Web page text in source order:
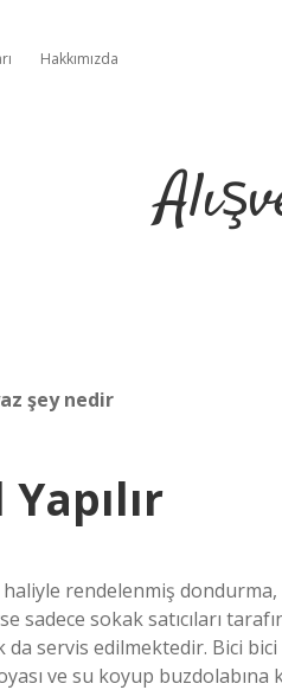
Hakkımızda
şey nedir
haliyle rendelenmiş
sadece sokak satıcıları
servis edilmektedir. Bici
ve su koyup